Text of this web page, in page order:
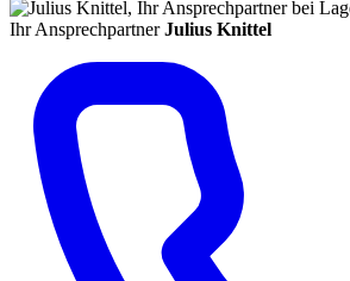
Ihr Ansprechpartner Julius Knittel